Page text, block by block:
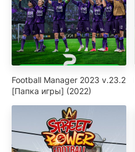
Football Manager 2023 v.23.2
[Папка игры] (2022)